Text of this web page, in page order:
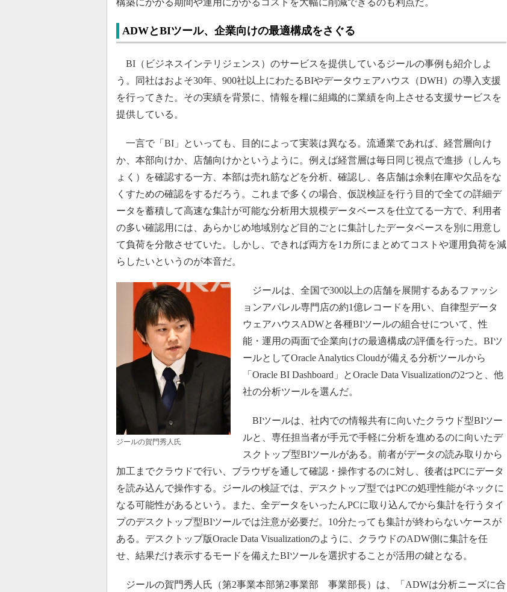
構築にかかる期間や運用にかかるコストを大幅に削減できるのも利点だ。
ADWとBIツール、企業向けの最適構成をさぐる
BI（ビジネスインテリジェンス）のサービスを提供しているジールの事例も紹介しよ
う。同社はおよそ30年、900社以上にわたるBIやデータウェアハウス（DWH）の導入支援
を行ってきた。その実績を背景に、情報を糧に組織的に業績を向上させる支援サービスを
提供している。
一言で「BI」といっても、目的によって実装は異なる。流通業であれば、経営層向け
か、本部向けか、店舗向けかというように。例えば経営層は毎日同じ視点で進捗（しんち
ょく）を確認する一方、本部は売れ筋などを分析、確認し、各店舗は余剰在庫や欠品をな
くすための確認をするだろう。これまで多くの場合、仮説検証を行う目的で全ての詳細デ
ータを蓄積して高速な集計が可能な分析用大規模データベースを仕立てる一方で、利用者
の多い確認用には、あらかじめ地域別など目的ごとに集計したデータベースを別に用意し
て負荷を分散させていた。しかし、できれば両方を1カ所にまとめてコストや運用負荷を減
らしたいというのが本音だ。
ジールの賀門秀人氏
ジールは、全国で300以上の店舗を展開するあるファッシ
ョンアパレル専門店の約1億レコードを用い、自律型データ
ウェアハウスADWと各種BIツールの組合せについて、性
能・運用の両面で企業向けの最適構成の評価を行った。BIツ
ールとしてOracle Analytics Cloudが備える分析ツールから
「Oracle BI Dashboard」とOracle Data Visualizationの2つと、他
社の分析ツールを選んだ。
BIツールは、社内での情報共有に向いたクラウド型BIツー
ルと、専任担当者が手元で手軽に分析を進めるのに向いたデ
スクトップ型BIツールがある。前者がデータの読み取りから
加工までクラウドで行い、ブラウザを通して確認・操作するのに対し、後者はPCにデータ
を読み込んで操作する。ジールの検証では、デスクトップ型ではPCの処理性能がネックに
なる可能性があるという。また、全データをいったんPCに取り込んでから集計を行うタイ
プのデスクトップ型BIツールでは注意が必要だ。10分たっても集計が終わらないケースが
ある。デスクトップ版Oracle Data Visualizationのように、クラウドのADW側に集計を任
せ、結果だけ表示するモードを備えたBIツールを選択することが活用の鍵となる。
ジールの賀門秀人氏（第2事業本部第2事業部 事業部長）は、「ADWは分析ニーズに合